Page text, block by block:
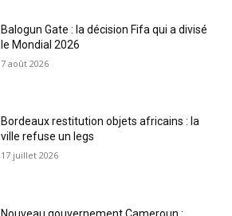
Balogun Gate : la décision Fifa qui a divisé
le Mondial 2026
7 août 2026
Bordeaux restitution objets africains : la
ville refuse un legs
17 juillet 2026